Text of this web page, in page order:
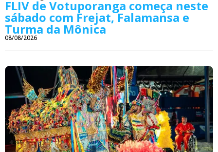
FLIV de Votuporanga começa neste
sábado com Frejat, Falamansa e
Turma da Mônica
08/08/2026